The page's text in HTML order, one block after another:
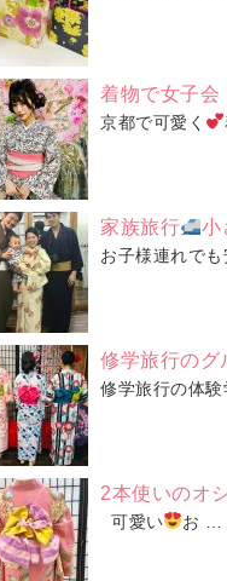
着物で女子会
京都で可愛く
家族旅行 小
お子様連れで
修学旅行のグ
修学旅行の体
2本使いのオ
可愛い お …